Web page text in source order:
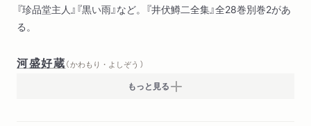
『珍品堂主人』『黒い雨』など。『井伏鱒二全集』全28巻別巻2があ
る。
河盛好蔵（ かわもり・よしぞう ）
もっと見る